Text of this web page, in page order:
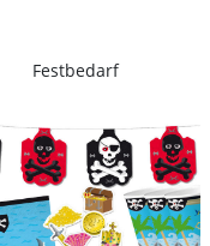
Festbedarf